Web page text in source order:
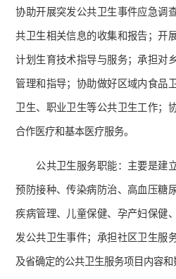
协助开展突发公共卫生事件应急调
共卫生相关信息的收集和报告；开
计划生育技术指导与服务；承担对
管理和指导；协助做好区域内食品
卫生、职业卫生等公共卫生工作；
合作医疗和基本医疗服务。
公共卫生服务职能：主要是建
预防接种、传染病防治、高血压糖
疾病管理、儿童保健、孕产妇保健
发公共卫生事件；承担社区卫生服
及省确定的公共卫生服务项目内容和